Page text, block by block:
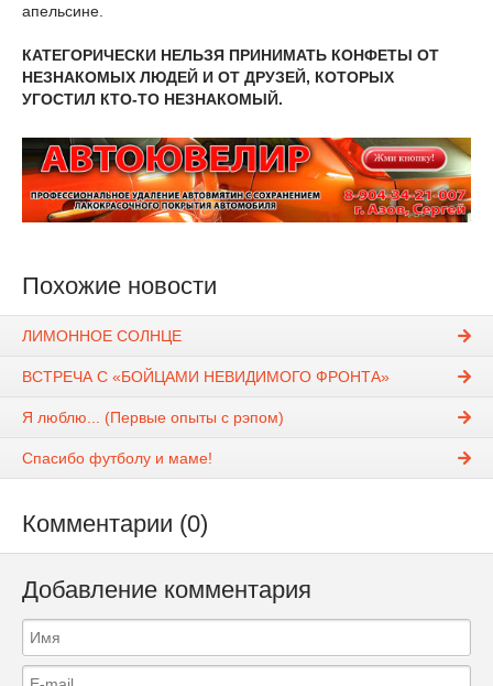
апельсине.
КАТЕГОРИЧЕСКИ НЕЛЬЗЯ ПРИНИМАТЬ КОНФЕТЫ ОТ
НЕЗНАКОМЫХ ЛЮДЕЙ И ОТ ДРУЗЕЙ, КОТОРЫХ
УГОСТИЛ КТО-ТО НЕЗНАКОМЫЙ.
Похожие новости
ЛИМОННОЕ СОЛНЦЕ
ВСТРЕЧА С «БОЙЦАМИ НЕВИДИМОГО ФРОНТА»
Я люблю... (Первые опыты с рэпом)
Спасибо футболу и маме!
Комментарии (0)
Добавление комментария